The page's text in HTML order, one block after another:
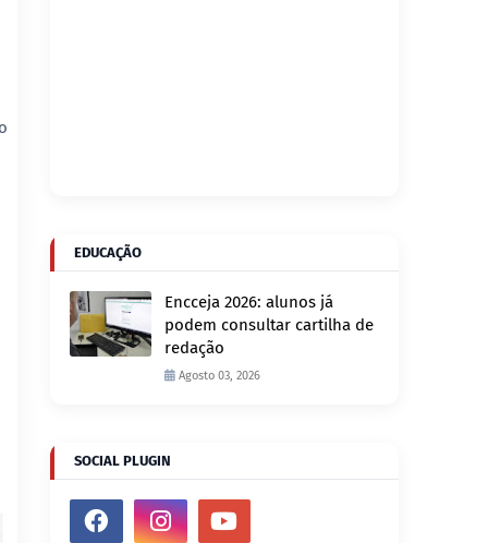
EDUCAÇÃO
Encceja 2026: alunos já
podem consultar cartilha de
redação
Agosto 03, 2026
SOCIAL PLUGIN